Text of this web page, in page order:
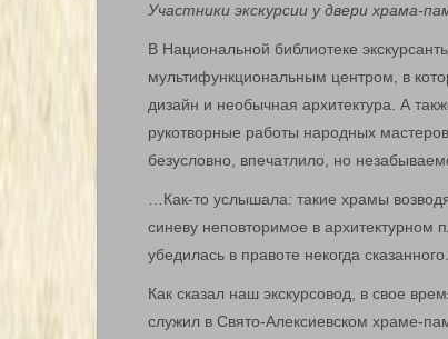
Участники экскурсии у двери храма-
В Национальной библиотеке
мультифункциональным центром, в
дизайн и необычная архитектура. А
рукотворные работы народных
безусловно, впечатлило, но
…Как-то услышала: такие храмы
синеву неповторимое в
убедилась в правоте некогда сказанного.
Как сказал наш экскурсовод, в свое
служил в Свято-Алексиевском храме-